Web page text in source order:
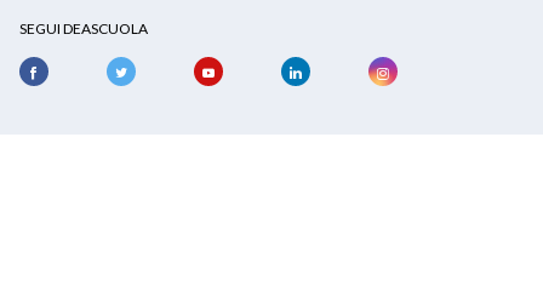
SEGUI DEASCUOLA